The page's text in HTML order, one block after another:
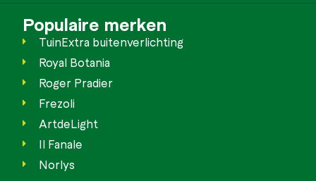
Populaire merken
TuinExtra buitenverlichting
Royal Botania
Roger Pradier
Frezoli
ArtdeLight
Il Fanale
Norlys